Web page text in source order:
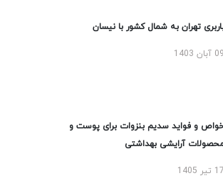
تهران به شمال کشور با نیسان
و فواید سدیم بنزوات برای پوست و
آرایشی بهداشتی